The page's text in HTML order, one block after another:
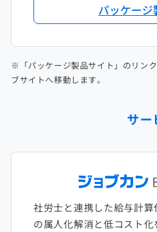
パッケージ
※「パッケージ製品サイト」のリン
ブサイトへ移動します。
サー
社労士と連携した給与計
の属人化解消と低コスト化